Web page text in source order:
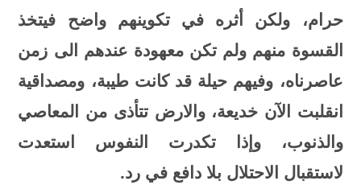
حرام، ولكن أثره في تكوينهم واضح فيتخذ
القسوة منهم ولم تكن معهودة عندهم الى زمن
عاصرناه، وفيهم حيلة قد كانت طيبة، ومصداقية
انقلبت الآن خديعة، والارض تتأذى من المعاصي
والذنوب، وإذا تكدرت النفوس استعدت
لاستقبال الاحتلال بلا دافع في رد.